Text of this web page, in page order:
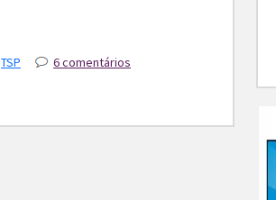
TSP 6 comentários